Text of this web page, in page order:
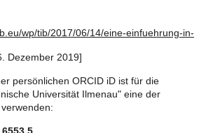
wp/tib/2017/06/14/eine-einfuehrung-in-
Dezember 2019]
persönlichen ORCID iD ist für die
Universität Ilmenau" eine der